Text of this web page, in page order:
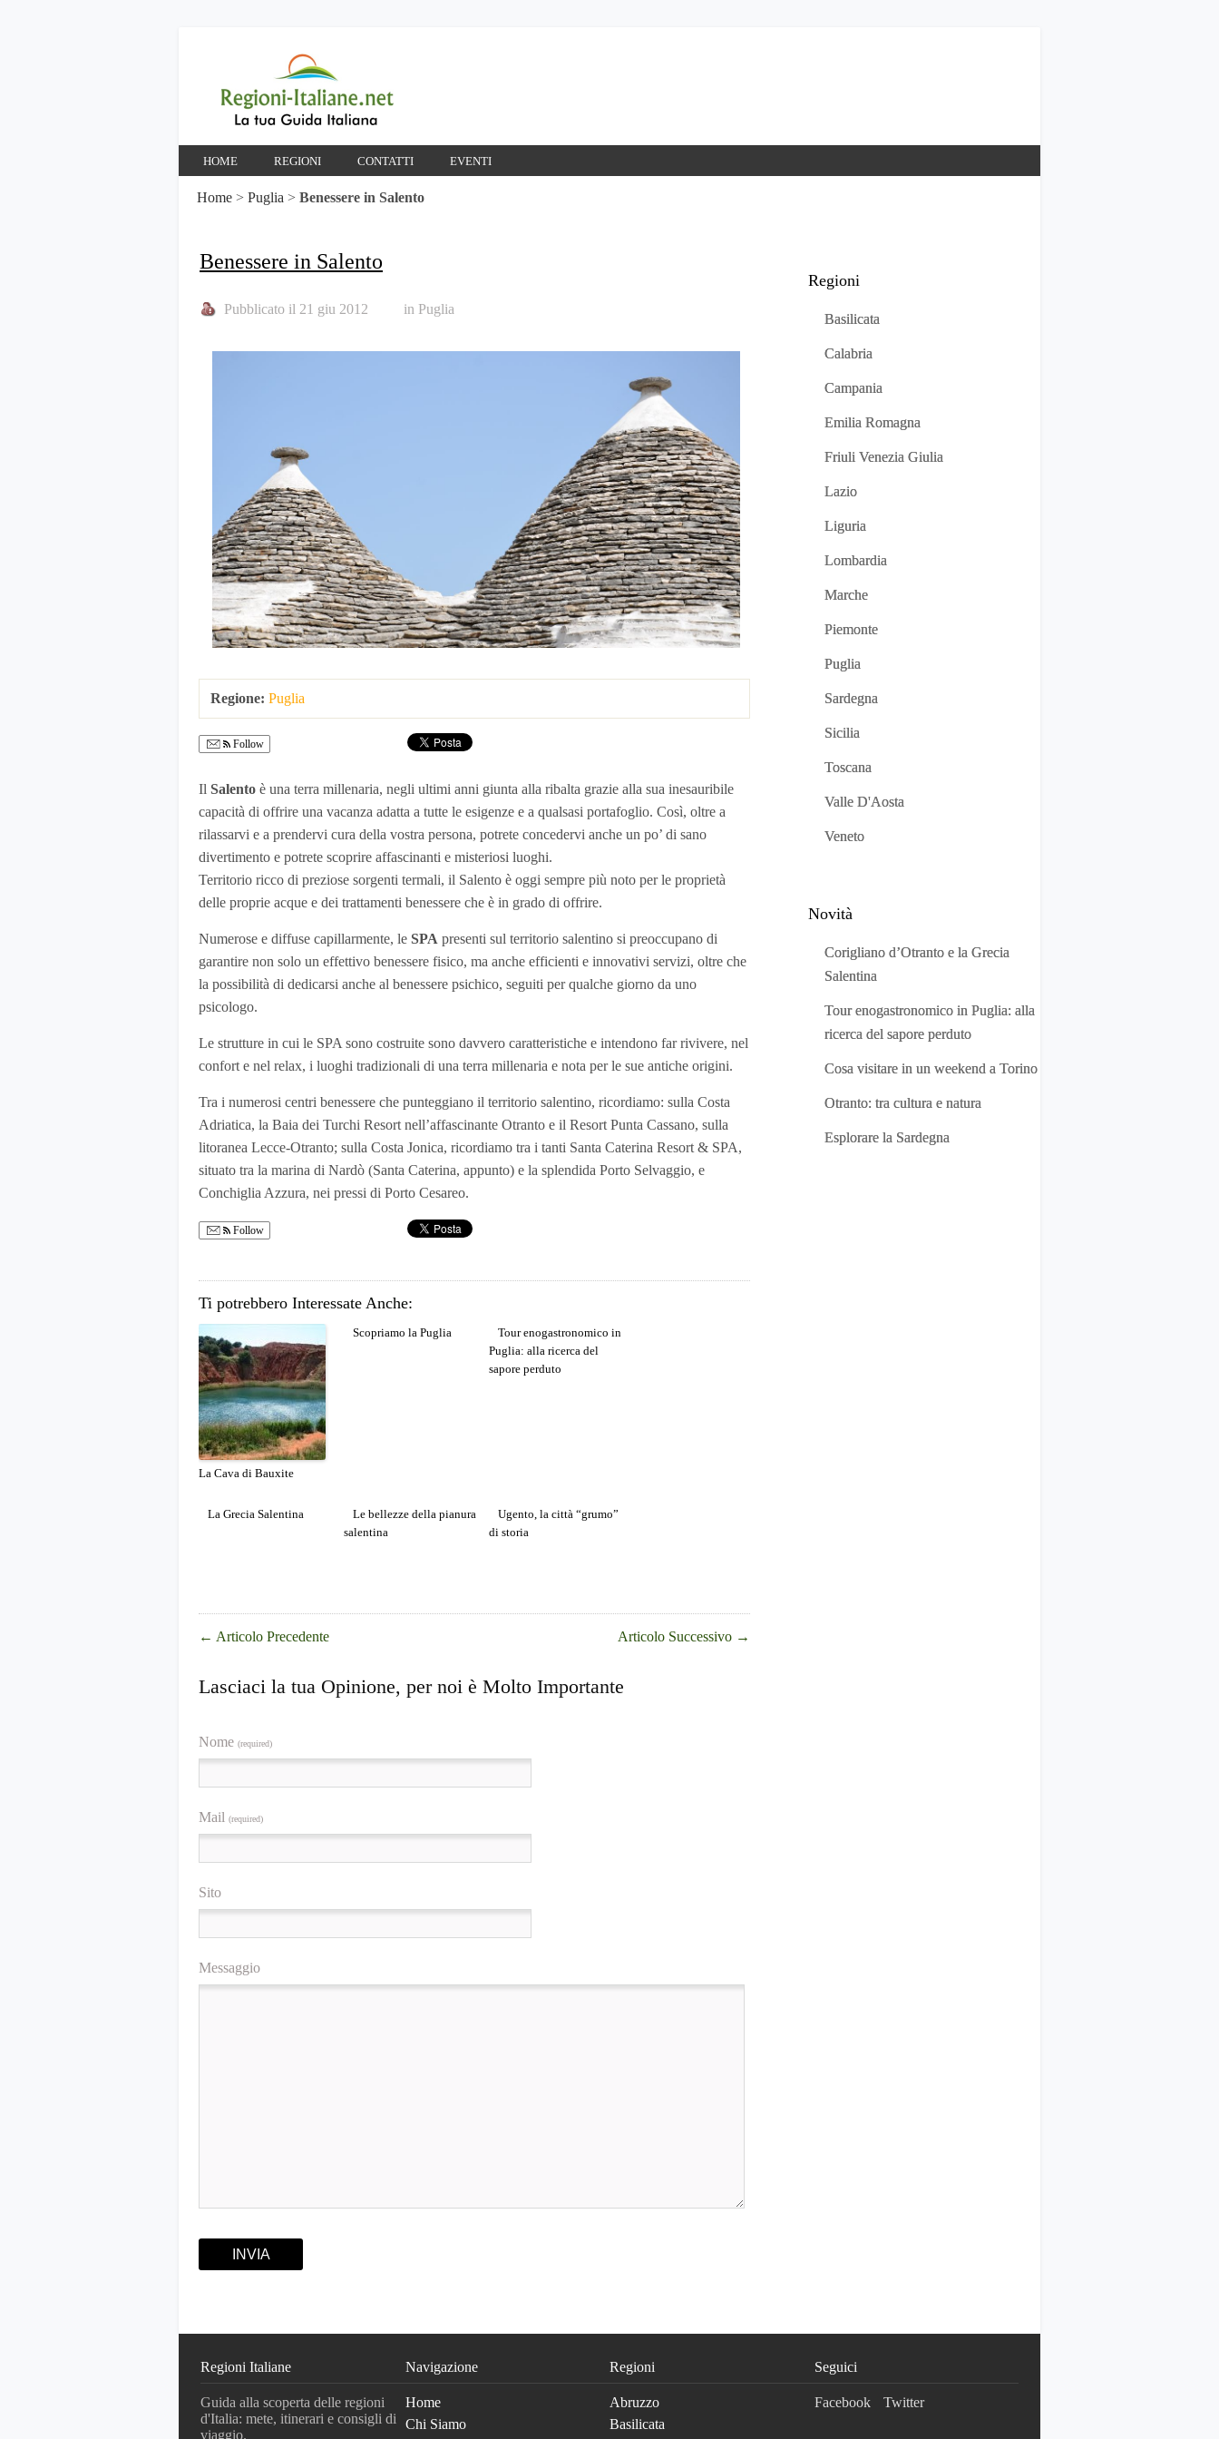
HOME REGIONI CONTATTI EVENTI
Home > Puglia > Benessere in Salento
Benessere in Salento
Pubblicato il 21 giu 2012 in Puglia
Regione: Puglia
Follow
Il Salento è una terra millenaria, negli ultimi anni giunta alla ribalta grazie alla sua inesauribile
capacità di offrire una vacanza adatta a tutte le esigenze e a qualsasi portafoglio. Così, oltre a
rilassarvi e a prendervi cura della vostra persona, potrete concedervi anche un po’ di sano
divertimento e potrete scoprire affascinanti e misteriosi luoghi.
Territorio ricco di preziose sorgenti termali, il Salento è oggi sempre più noto per le proprietà
delle proprie acque e dei trattamenti benessere che è in grado di offrire.
Numerose e diffuse capillarmente, le SPA presenti sul territorio salentino si preoccupano di
garantire non solo un effettivo benessere fisico, ma anche efficienti e innovativi servizi, oltre che
la possibilità di dedicarsi anche al benessere psichico, seguiti per qualche giorno da uno
psicologo.
Le strutture in cui le SPA sono costruite sono davvero caratteristiche e intendono far rivivere, nel
confort e nel relax, i luoghi tradizionali di una terra millenaria e nota per le sue antiche origini.
Tra i numerosi centri benessere che punteggiano il territorio salentino, ricordiamo: sulla Costa
Adriatica, la Baia dei Turchi Resort nell’affascinante Otranto e il Resort Punta Cassano, sulla
litoranea Lecce-Otranto; sulla Costa Jonica, ricordiamo tra i tanti Santa Caterina Resort & SPA,
situato tra la marina di Nardò (Santa Caterina, appunto) e la splendida Porto Selvaggio, e
Conchiglia Azzura, nei pressi di Porto Cesareo.
Follow
Ti potrebbero Interessate Anche:
La Cava di Bauxite
Scopriamo la Puglia
Tour enogastronomico in
Puglia: alla ricerca del
sapore perduto
La Grecia Salentina
Le bellezze della pianura
salentina
Ugento, la città “grumo”
di storia
← Articolo Precedente Articolo Successivo →
Lasciaci la tua Opinione, per noi è Molto Importante
Nome (required)
Mail (required)
Sito
Messaggio
Regioni
Basilicata
Calabria
Campania
Emilia Romagna
Friuli Venezia Giulia
Lazio
Liguria
Lombardia
Marche
Piemonte
Puglia
Sardegna
Sicilia
Toscana
Valle D'Aosta
Veneto
Novità
Corigliano d’Otranto e la Grecia
Salentina
Tour enogastronomico in Puglia: alla
ricerca del sapore perduto
Cosa visitare in un weekend a Torino
Otranto: tra cultura e natura
Esplorare la Sardegna
Regioni Italiane
Guida alla scoperta delle regioni
d'Italia: mete, itinerari e consigli di
viaggio.
Navigazione
Home
Chi Siamo
Regioni
Abruzzo
Basilicata
Seguici
Facebook Twitter